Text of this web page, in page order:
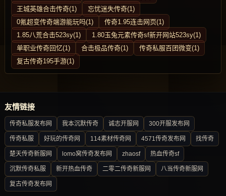
王城英雄合击传奇(1)
忘忧迷失传奇(1)
0氪超变传奇端游能玩吗(1)
传奇1.95连击网页(1)
1.85八荒合击523sy(1)
1.80玉兔元素传奇sf新开网站523sy(1)
单职业传奇回忆(1)
合击极品传奇(1)
传奇私服百团微变(1)
复古传奇195手游(1)
友情链接
传奇私服发布网 我本沉默传奇 诚志开服网 300开服发布网
传奇私服 好玩的传奇网 114素材传奇网 4571传奇发布网 找传奇
楚天传奇新服网 lomo窝传奇发布网 zhaosf 热血传奇sf
沉默传奇私服 新开热血传奇 二零二传奇新服网 八当传奇新服网
复古传奇发布网